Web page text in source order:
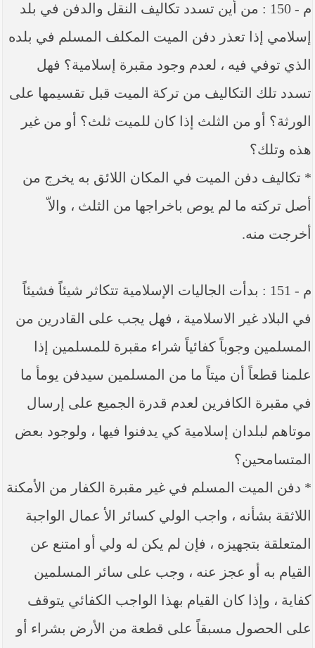
م - 150 : من أين تسدد تكاليف النقل والدفن في بلد
إسلامي إذا تعذر دفن الميت المكلف المسلم في بلده
الذي توفي فيه ، لعدم وجود مقبرة إسلامية؟ فهل
تسدد تلك التكاليف من تركة الميت قبل تقسيمها على
الورثة؟ أو من الثلث إذا كان للميت ثلث؟ أو من غير
هذه وتلك؟
* تكاليف دفن الميت في المكان اللائق به يخرج من
أصل تركته ما لم يوص باخراجها من الثلث ، والاّ
أخرجت منه.
م - 151 : بدأت الجاليات الإسلامية تتكاثر شيئاً فشيئاً
في البلاد غير الاسلامية ، فهل يجب على القادرين من
المسلمين وجوباً كفائياً شراء مقبرة للمسلمين إذا
علمنا قطعاً أن ميتاً ما من المسلمين سيدفن يومأ ما
في مقبرة الكافرين لعدم قدرة الجميع على إرسال
موتاهم لبلدان إسلامية كي يدفنوا فيها ، ولوجود بعض
المتسامحين؟
* دفن الميت المسلم في غير مقبرة الكفار من الأمكنة
اللاثقة بشأنه ، واجب الولي كسائر الأ عمال الواجبة
المتعلقة بتجهيزه ، فإن لم يكن له ولي أو امتنع عن
القيام به أو عجز عنه ، وجب على سائر المسلمين
كفاية ، وإذا كان القيام بهذا الواجب الكفائي يتوقف
على الحصول مسبقاً على قطعة من الأرض بشراء أو